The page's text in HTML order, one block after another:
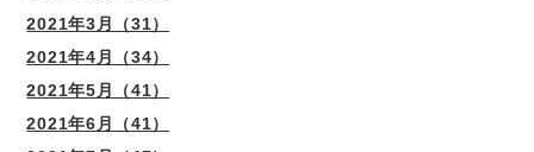
2021年3月（31）
2021年4月（34）
2021年5月（41）
2021年6月（41）